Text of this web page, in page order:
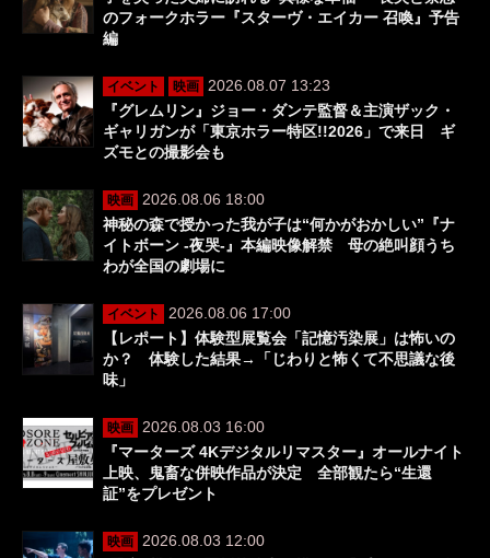
のフォークホラー『スターヴ・エイカー 召喚』予告
編
イベント 映画
2026.08.07 13:23
『グレムリン』ジョー・ダンテ監督＆主演ザック・
ギャリガンが「東京ホラー特区!!2026」で来日 ギ
ズモとの撮影会も
映画
2026.08.06 18:00
神秘の森で授かった我が子は“何かがおかしい”『ナ
イトボーン -夜哭-』本編映像解禁 母の絶叫顔うち
わが全国の劇場に
イベント
2026.08.06 17:00
【レポート】体験型展覧会「記憶汚染展」は怖いの
か？ 体験した結果→「じわりと怖くて不思議な後
味」
映画
2026.08.03 16:00
『マーターズ 4Kデジタルリマスター』オールナイト
上映、鬼畜な併映作品が決定 全部観たら“生還
証”をプレゼント
映画
2026.08.03 12:00